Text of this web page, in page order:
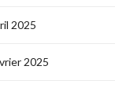
2025
2025